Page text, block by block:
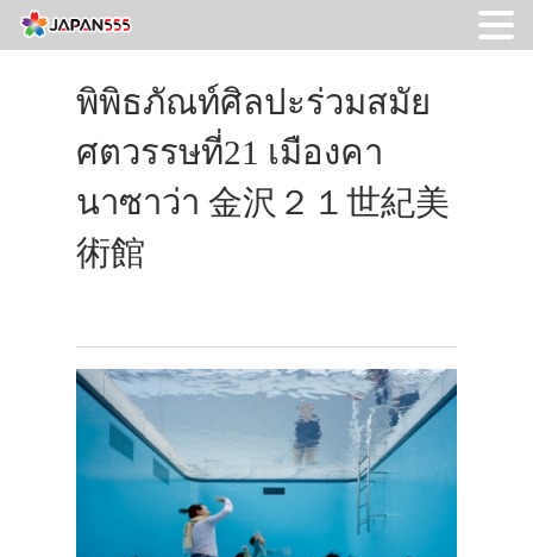
พิพิธภัณท์ศิลปะร่วมสมัย
ศตวรรษที่21 เมืองคา
นาซาว่า 金沢２１世紀美
術館